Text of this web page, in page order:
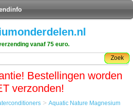
vanaf 75 euro.
Zoek
Bestellingen worden
verzonden!
> Aquatic Nature Magnesium